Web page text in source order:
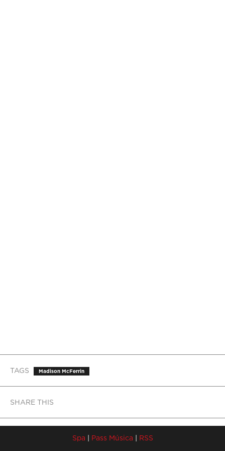
TAGS Madison McFerrin
SHARE THIS
Spa Pass Música RSS